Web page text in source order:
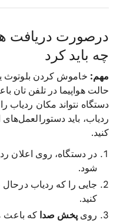
درصورت دریافت
چه باید کرد
مهم: خاموش کردن بلوتوث
حالت هواپیما در تلفن تان
دستگاه نتواند مکان ردیاب
ردیاب، باید
کنید.
در دستگاه، روی اعلان
شود.
جایی را که ردیاب
کنید.
رویپخش صدا که باعث